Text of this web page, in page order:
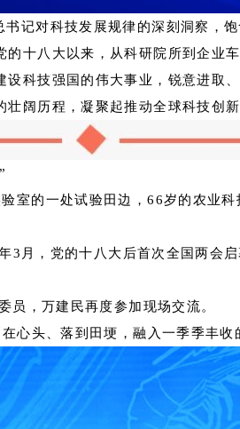
记对科技发展规律的深刻洞察，
十八大以来，从科研院所到企业
科技强国的伟大事业，锐意进取
阔历程，凝聚起推动全球科技创新
室的一处试验田边，66岁的农业
月，党的十八大后首次全国两会
员，万建民再度参加现场交流。
心头、落到田埂，融入一季季丰收